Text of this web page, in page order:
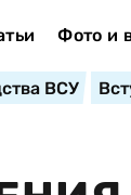
Фото и
ВСУ